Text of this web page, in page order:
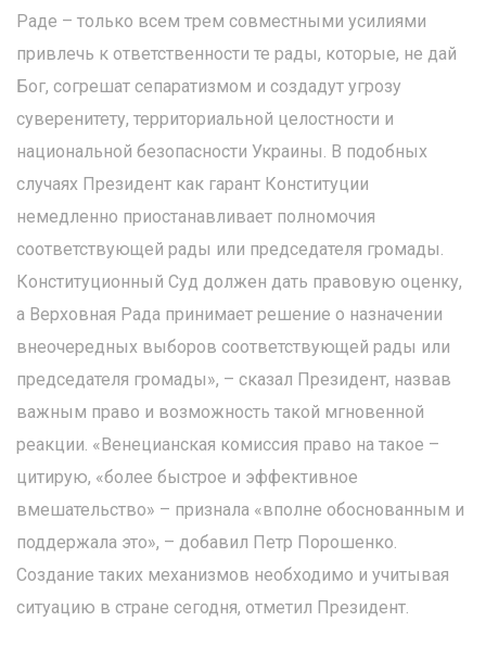
Раде – только всем трем совместными усилиями
привлечь к ответственности те рады, которые, не дай
Бог, согрешат сепаратизмом и создадут угрозу
суверенитету, территориальной целостности и
национальной безопасности Украины. В подобных
случаях Президент как гарант Конституции
немедленно приостанавливает полномочия
соответствующей рады или председателя громады.
Конституционный Суд должен дать правовую оценку,
а Верховная Рада принимает решение о назначении
внеочередных выборов соответствующей рады или
председателя громады», – сказал Президент, назвав
важным право и возможность такой мгновенной
реакции. «Венецианская комиссия право на такое –
цитирую, «более быстрое и эффективное
вмешательство» – признала «вполне обоснованным и
поддержала это», – добавил Петр Порошенко.
Создание таких механизмов необходимо и учитывая
ситуацию в стране сегодня, отметил Президент.